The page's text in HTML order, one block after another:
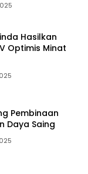
Hasilkan
Optimis Minat
Pembinaan
Daya Saing